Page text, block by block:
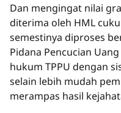
Dan mengingat nilai
diterima oleh HML
semestinya diproses
Pidana Pencucian
hukum TPPU dengan
selain lebih mudah
merampas hasil